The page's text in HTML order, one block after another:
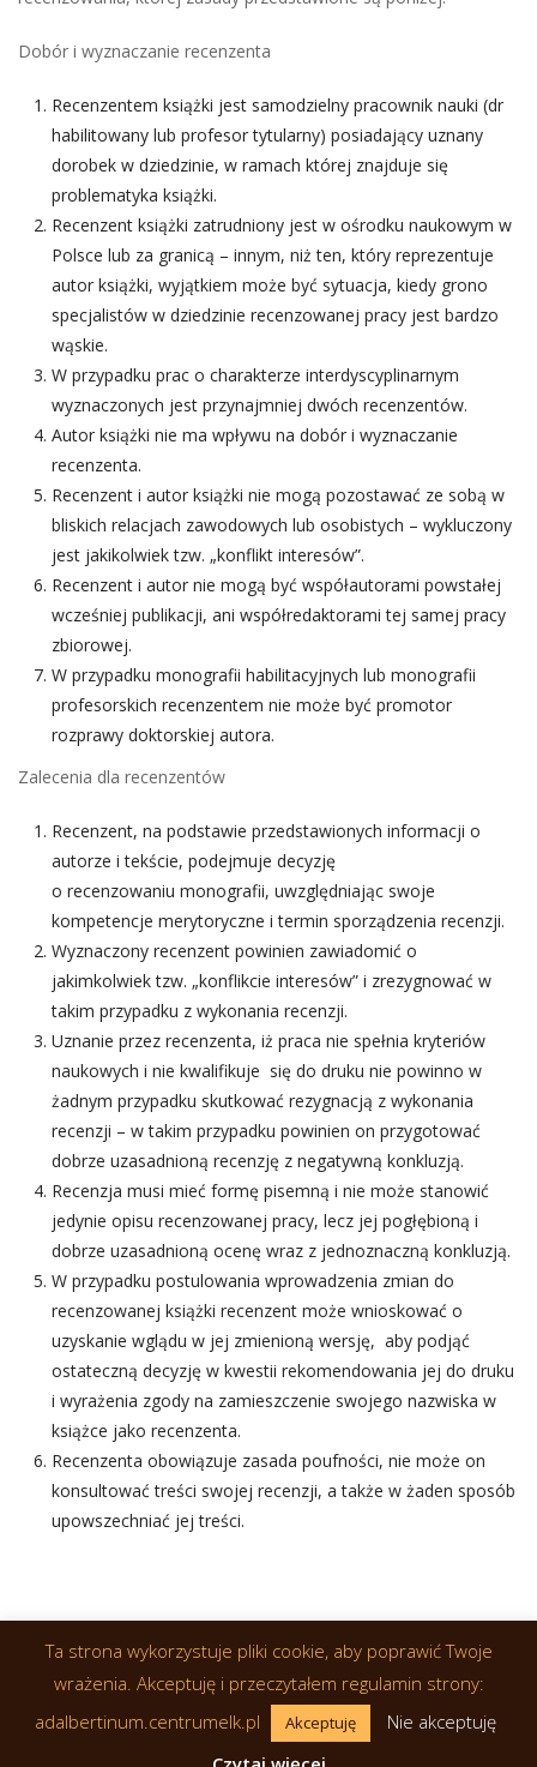
Dobór i wyznaczanie recenzenta
Recenzentem książki jest samodzielny pracownik nauki (dr
habilitowany lub profesor tytularny) posiadający uznany
dorobek w dziedzinie, w ramach której znajduje się
problematyka książki.
Recenzent książki zatrudniony jest w ośrodku naukowym w
Polsce lub za granicą – innym, niż ten, który reprezentuje
autor książki, wyjątkiem może być sytuacja, kiedy grono
pecjalistów w dziedzinie recenzowanej pracy jest bardzo
wąskie.
W przypadku prac o charakterze interdyscyplinarnym
wyznaczonych jest przynajmniej dwóch recenzentów.
Autor książki nie ma wpływu na dobór i wyznaczanie
recenzenta.
Recenzent i autor książki nie mogą pozostawać ze sobą w
bliskich relacjach zawodowych lub osobistych – wykluczony
jest jakikolwiek tzw. „konflikt interesów”.
Recenzent i autor nie mogą być współautorami powstałej
wcześniej publikacji, ani współredaktorami tej samej pracy
zbiorowej.
W przypadku monografii habilitacyjnych lub monografii
profesorskich recenzentem nie może być promotor
rozprawy doktorskiej autora.
Zalecenia dla recenzentów
Recenzent, na podstawie przedstawionych informacji o
autorze i tekście, podejmuje decyzję
o recenzowaniu monografii, uwzględniając swoje
kompetencje merytoryczne i termin sporządzenia recenzji.
Wyznaczony recenzent powinien zawiadomić o
jakimkolwiek tzw. „konflikcie interesów” i zrezygnować w
takim przypadku z wykonania recenzji.
Uznanie przez recenzenta, iż praca nie spełnia kryteriów
naukowych i nie kwalifikuje się do druku nie powinno w
żadnym przypadku skutkować rezygnacją z wykonania
recenzji – w takim przypadku powinien on przygotować
dobrze uzasadnioną recenzję z negatywną konkluzją.
Recenzja musi mieć formę pisemną i nie może stanowić
jedynie opisu recenzowanej pracy, lecz jej pogłębioną i
dobrze uzasadnioną ocenę wraz z jednoznaczną konkluzją.
W przypadku postulowania wprowadzenia zmian do
recenzowanej książki recenzent może wnioskować o
uzyskanie wglądu w jej zmienioną wersję, aby podjąć
ostateczną decyzję w kwestii rekomendowania jej do druku
i wyrażenia zgody na zamieszczenie swojego nazwiska w
książce jako recenzenta.
Recenzenta obowiązuje zasada poufności, nie może on
konsultować treści swojej recenzji, a także w żaden sposób
upowszechniać jej treści.
© 2019 Wszelkie prawa zastrzeżone. Realizacja:
Ta strona wykorzystuje pliki cookie, aby poprawić Twoje
wrażenia. Akceptuję i przeczytałem regulamin strony:
adalbertinum.centrumelk.pl
Akceptuję
Nie akceptuję